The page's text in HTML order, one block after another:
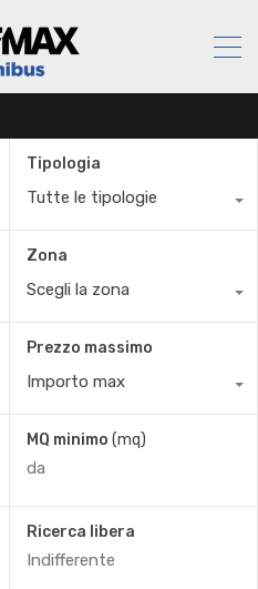
Tipologia
Tutte le tipologie
Zona
Scegli la zona
Prezzo massimo
Importo max
MQ minimo (mq)
Ricerca libera